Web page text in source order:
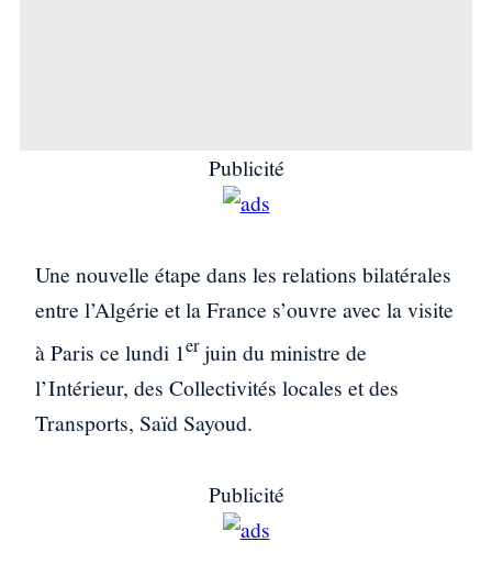
Publicité
Une nouvelle étape dans les relations bilatérales
entre l’Algérie et la France s’ouvre avec la visite
à Paris ce lundi 1erjuin du ministre de
l’Intérieur, des Collectivités locales et des
Transports, Saïd Sayoud.
Publicité